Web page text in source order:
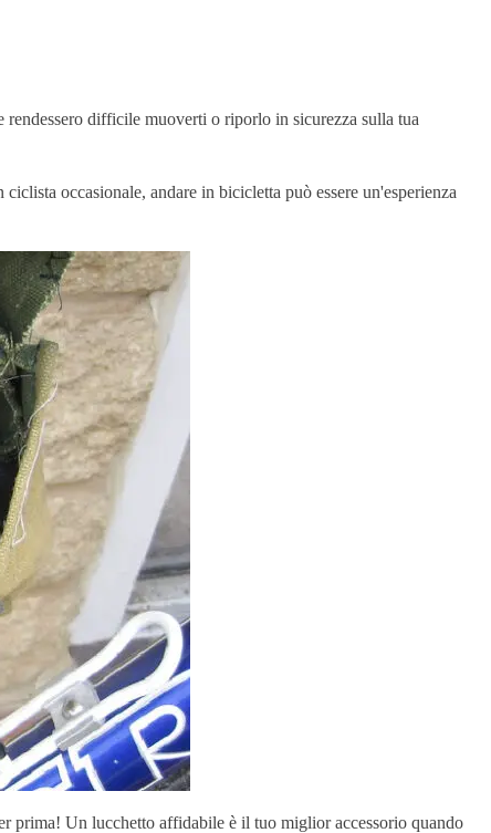
difficile muoverti o riporlo in sicurezza sulla tua
occasionale, andare in bicicletta può essere un'esperienza
prima! Un lucchetto affidabile è il tuo miglior accessorio quando